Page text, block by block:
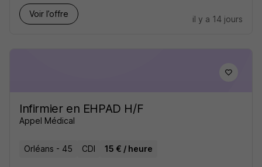
Voir l’offre
il y a 14 jours
Infirmier en EHPAD H/F
Appel Médical
Orléans - 45 CDI 15 € / heure